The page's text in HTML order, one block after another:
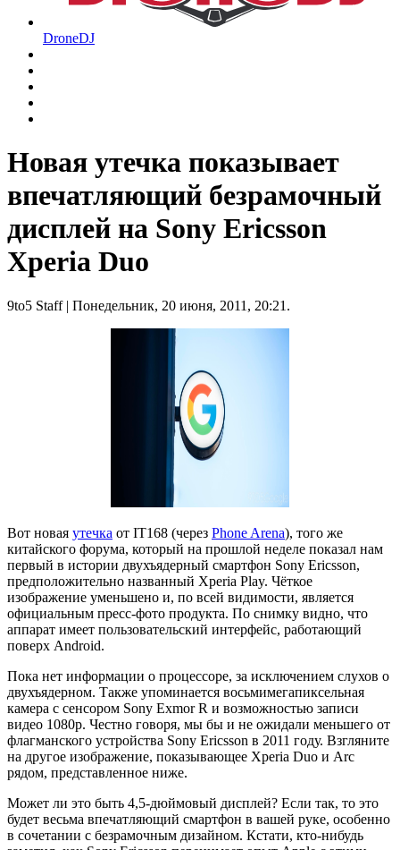
DroneDJ
Новая утечка показывает
впечатляющий безрамочный
дисплей на Sony Ericsson
Xperia Duo
9to5 Staff| Понедельник, 20 июня, 2011, 20:21.
Вот новая утечка от IT168 (через Phone Arena), того же
китайского форума, который на прошлой неделе показал нам
первый в истории двухъядерный смартфон Sony Ericsson,
предположительно названный Xperia Play. Чёткое
изображение уменьшено и, по всей видимости, является
официальным пресс-фото продукта. По снимку видно, что
аппарат имеет пользовательский интерфейс, работающий
поверх Android.
Пока нет информации о процессоре, за исключением слухов о
двухъядерном. Также упоминается восьмимегапиксельная
камера с сенсором Sony Exmor R и возможностью записи
видео 1080p. Честно говоря, мы бы и не ожидали меньшего от
флагманского устройства Sony Ericsson в 2011 году. Взгляните
на другое изображение, показывающее Xperia Duo и Arc
рядом, представленное ниже.
Может ли это быть 4,5-дюймовый дисплей? Если так, то это
будет весьма впечатляющий смартфон в вашей руке, особенно
в сочетании с безрамочным дизайном. Кстати, кто-нибудь